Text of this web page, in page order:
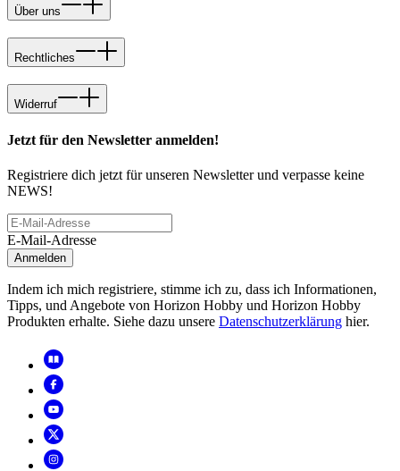
Über uns
Rechtliches
Widerruf
Jetzt für den Newsletter anmelden!
Registriere dich jetzt für unseren Newsletter und verpasse keine
NEWS!
E-Mail-Adresse
Anmelden
Indem ich mich registriere, stimme ich zu, dass ich Informationen,
Tipps, und Angebote von Horizon Hobby und Horizon Hobby
Produkten erhalte. Siehe dazu unsere Datenschutzerklärung hier.